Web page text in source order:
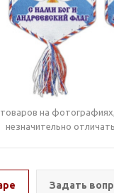
на
незначительно
Задать